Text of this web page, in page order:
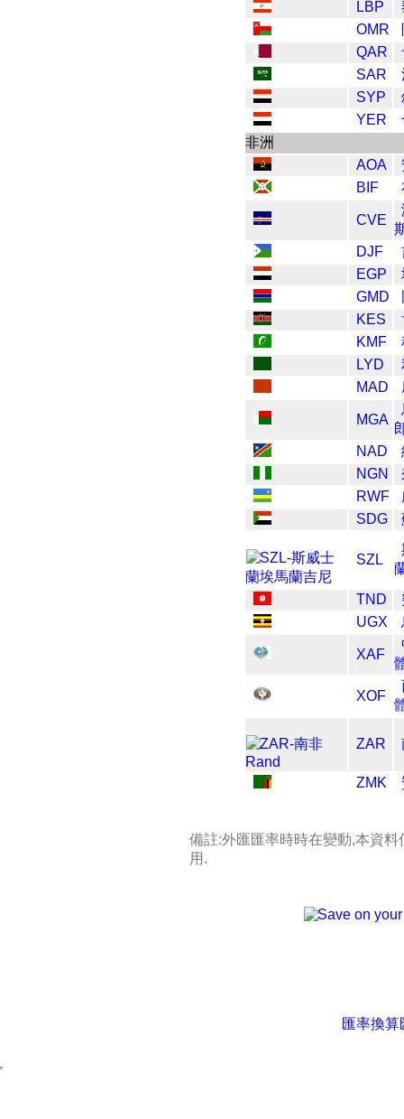
LBP
OMR
QAR
SAR
SYP
YER
非洲
AOA
BIF
CVE
DJF
EGP
GMD
KES
KMF
LYD
MAD
MGA
NAD
NGN
RWF
SDG
SZL
TND
UGX
XAF
XOF
ZAR
ZMK
備註:外匯匯率時時在變動,本資
用.
匯率換